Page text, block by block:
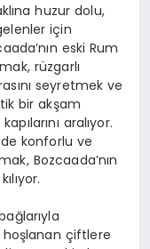
huzur dolu,
için
eski Rum
rüzgarlı
seyretmek ve
bir akşam
aralıyor.
konforlu ve
Bozcaada’nın
çiftlere